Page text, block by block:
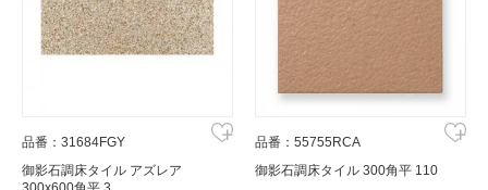
品番：31684FGY
御影石調床タイル アズレア
品番：55755RCA
御影石調床タイル 300角平 110